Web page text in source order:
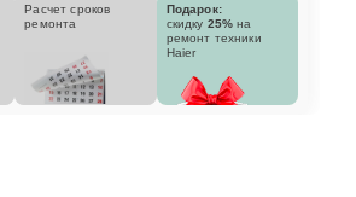
Расчет сроков
ремонта
Подарок:
скидку 25% на
ремонт техники
Haier